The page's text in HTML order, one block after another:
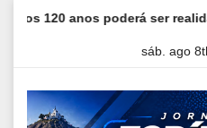
ser realidade Como
sáb. ago